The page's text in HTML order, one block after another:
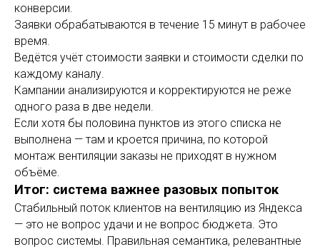
конверсии.
Заявки обрабатываются в течение 15 минут в рабочее
время.
Ведётся учёт стоимости заявки и стоимости сделки по
каждому каналу.
Кампании анализируются и корректируются не реже
одного раза в две недели.
Если хотя бы половина пунктов из этого списка не
выполнена — там и кроется причина, по которой
монтаж вентиляции заказы не приходят в нужном
объёме.
Итог: система важнее разовых попыток
Стабильный поток клиентов на вентиляцию из Яндекса
— это не вопрос удачи и не вопрос бюджета. Это
вопрос системы. Правильная семантика, релевантные